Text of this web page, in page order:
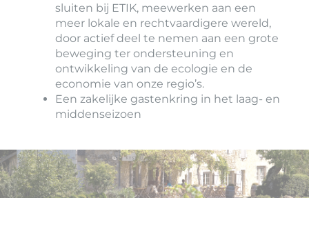
sluiten bij ETIK, meewerken aan een
meer lokale en rechtvaardigere wereld,
door actief deel te nemen aan een grote
beweging ter ondersteuning en
ontwikkeling van de ecologie en de
economie van onze regio’s.
Een zakelijke gastenkring in het laag- en
middenseizoen